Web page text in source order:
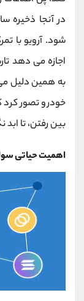
در آنجا ذخیره
شود. آرویو با
اجازه می‌ دهد
به همین دلیل
خودرو تصور کرد
بین رفتن، تا ابد
اهمیت حیاتی